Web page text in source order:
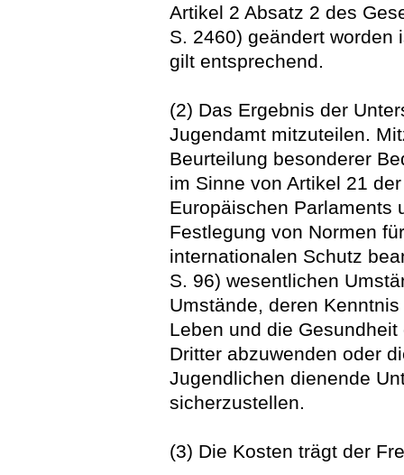
Artikel 2 Absatz 2 des
S. 2460) geändert worden
gilt entsprechend.
(2) Das Ergebnis der
Jugendamt mitzuteilen.
Beurteilung besonderer
im Sinne von Artikel 21
Europäischen Parlaments
Festlegung von Normen
internationalen Schutz
S. 96) wesentlichen
Umstände, deren
Leben und die
Dritter abzuwenden oder
Jugendlichen dienende
sicherzustellen.
(3) Die Kosten trägt der